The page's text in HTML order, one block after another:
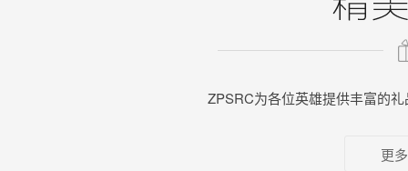
ZPSRC为各位英雄提供丰富的
更